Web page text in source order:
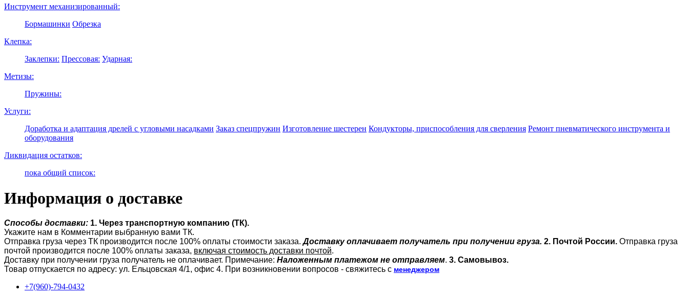
Инструмент механизированный:
Бормашинки Обрезка
Клепка:
Заклепки: Прессовая: Ударная:
Метизы:
Пружины:
Услуги:
Доработка и адаптация дрелей с угловыми насадками Заказ спецпружин Изготовление шестерен Кондукторы, приспособления для сверления Ремонт пневматического инструмента и
оборудования
Ликвидация остатков:
пока общий список:
Информация о доставке
Способы доставки: 1. Через транспортную компанию (ТК).
Укажите нам в Комментарии выбранную вами ТК.
Отправка груза через ТК производится после 100% оплаты стоимости заказа.Доставку оплачивает получатель при получении груза. 2. Почтой России. Отправка груза
почтой производится после 100% оплаты заказа, включая стоимость доставки почтой.
Доставку при получении груза получатель не оплачивает. Примечание: Наложенным платежом не отправляем. 3. Самовывоз.
Товар отпускается по адресу: ул. Ельцовская 4/1, офис 4. При возникновении вопросов - свяжитесь с менеджером
+7(960)-794-0432